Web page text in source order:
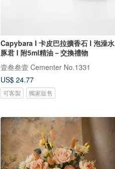
Capybara I 卡皮巴拉擴香石 I 泡澡水
豚君 I 附5ml精油－交換禮物
壹叁叁壹 Cementer No.1331
US$ 24.77
可客製 獨家販售